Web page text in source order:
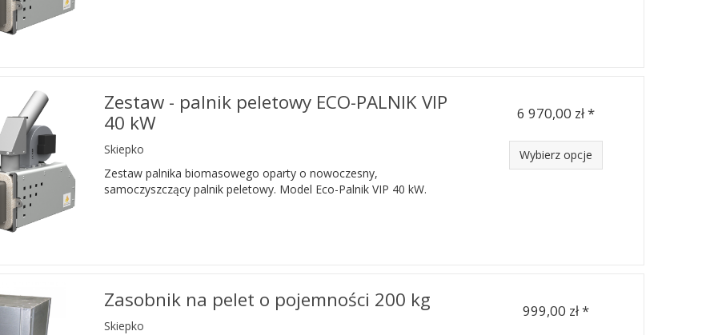
Zestaw - palnik peletowy ECO-PALNIK VIP
40 kW
Skiepko
Zestaw palnika biomasowego oparty o nowoczesny,
samoczyszczący palnik peletowy. Model Eco-Palnik VIP 40 kW.
6 970,00 zł *
Wybierz opcje
Zasobnik na pelet o pojemności 200 kg
Skiepko
999,00 zł *